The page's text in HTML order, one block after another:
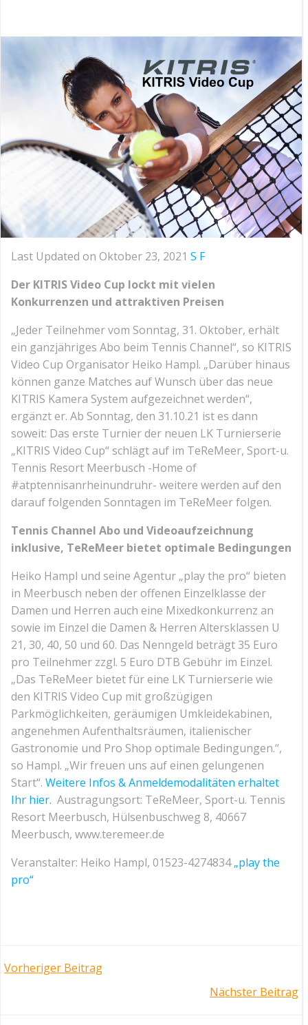
Last Updated on Oktober 23, 2021 S F
Der KITRIS Video Cup lockt mit vielen
Konkurrenzen und attraktiven Preisen
„Jeder Teilnehmer vom Sonntag, 31. Oktober, erhält
ein ganzjähriges Abo beim Tennis Channel“, so KITRIS
Video Cup Organisator Heiko Hampl. „Darüber hinaus
können ganze Matches auf Wunsch über das neue
KITRIS Kamera System aufgezeichnet werden“,
ergänzt er. Ab Sonntag, den 31.10.21 ist es dann
soweit: Das erste Turnier der neuen LK Turnierserie
„KITRIS Video Cup“ schlägt auf im TeReMeer, Sport-u.
Tennis Resort Meerbusch -Home of
#atptennisanrheinundruhr- weitere werden auf den
darauf folgenden Sonntagen im TeReMeer folgen.
Tennis Channel Abo und Videoaufzeichnung
inklusive, TeReMeer bietet optimale Bedingungen
Heiko Hampl und seine Agentur „play the pro“ bieten
in Meerbusch neben der offenen Einzelklasse der
Damen und Herren auch eine Mixedkonkurrenz an
sowie im Einzel die Damen & Herren Altersklassen U
21, 30, 40, 50 und 60. Das Nenngeld beträgt 35 Euro
pro Teilnehmer zzgl. 5 Euro DTB Gebühr im Einzel.
„Das TeReMeer bietet für eine LK Turnierserie wie
den KITRIS Video Cup mit großzügigen
Parkmöglichkeiten, geräumigen Umkleidekabinen,
angenehmen Aufenthaltsräumen, italienischer
Gastronomie und Pro Shop optimale Bedingungen.“,
so Hampl. „Wir freuen uns auf einen gelungenen
Start“. Weitere Infos & Anmeldemodalitäten erhaltet
Ihr hier. Austragungsort: TeReMeer, Sport-u. Tennis
Resort Meerbusch, Hülsenbuschweg 8, 40667
Meerbusch, www.teremeer.de
Veranstalter: Heiko Hampl, 01523-4274834„play the
pro“
Post
Vorheriger Beitrag
Nächster Beitrag